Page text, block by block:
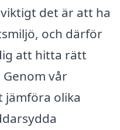
det är att ha
och därför
att hitta rätt
vår
jämföra olika